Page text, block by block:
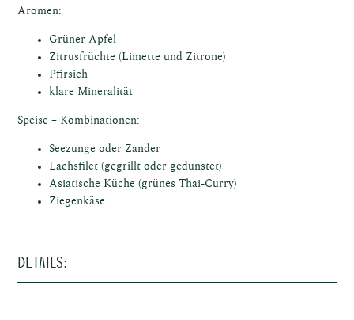
Aromen:
Grüner Apfel
Zitrusfrüchte (Limette und Zitrone)
Pfirsich
klare Mineralität
Speise – Kombinationen:
Seezunge oder Zander
Lachsfilet (gegrillt oder gedünstet)
Asiatische Küche (grünes Thai-Curry)
Ziegenkäse
Details: